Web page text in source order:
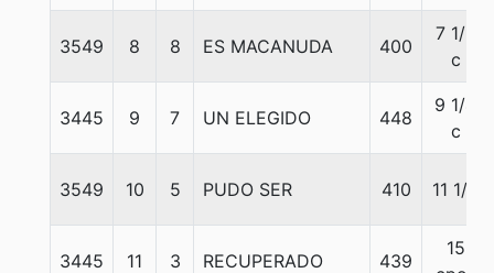
3549 8 8 ES MACANUDA 400
7 1/2
c
3445 9 7 UN ELEGIDO 448
9 1/4
c
3549 10 5 PUDO SER 410 11 1/2
3445 11 3 RECUPERADO 439
15